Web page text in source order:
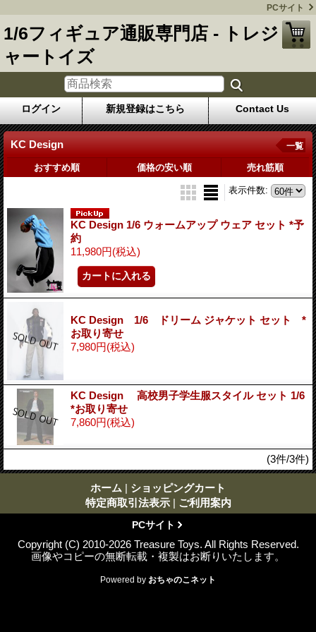
PCサイト
1/6フィギュア通販専門店 - トレジ
ャートイズ
ログイン 新規登録はこちら Contact Us
KC Design 一覧
おすすめ順 価格の安い順 売れ筋順
表示件数:
KC Design 1/6 ウォームアップ ウェア セット *予
約
11,980円(税込)
KC Design 1/6 ドリーム ジャケット セット *
お取り寄せ
7,980円(税込)
KC Design 高校男子学生服スタイル セット 1/6
*お取り寄せ
7,860円(税込)
(3件/3件)
ホーム | ショッピングカート
特定商取引法表示 | ご利用案内
PCサイト
Copyright (C) 2010-2026 Treasure Toys. All Rights Reserved.
画像やコピーの無断転載・複製はお断りいたします。
Powered by おちゃのこネット